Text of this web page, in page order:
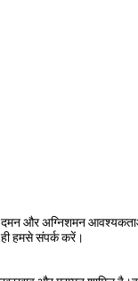
दमन और अग्निशमन
हमसे संपर्क करें।